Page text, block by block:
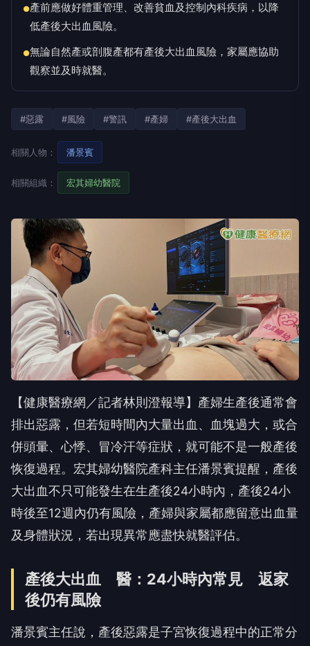
●產前應做好體重管理、改善貧血及控制內科疾病，以降
低產後大出血風險。
●無論自然產或剖腹產都有產後大出血風險，家屬應協助
觀察並及時就醫。
#惡露 #風險 #警訊 #產婦 #產後大出血
相關人物： 潘景賓
相關組織： 宏其婦幼醫院
【健康醫療網／記者林則澄報導】產婦生產後通常會
排出惡露，但若短時間內大量出血、血塊過大，或合
併頭暈、心悸、冒冷汗等症狀，就可能不是一般產後
恢復過程。宏其婦幼醫院產科主任潘景賓提醒，產後
大出血不只可能發生在生產後24小時內，產後24小
時後至12週內仍有風險，產婦與家屬都應留意出血量
及身體狀況，若出現異常應盡快就醫評估。
產後大出血 醫：24小時內常見 返家
後仍有風險
潘景賓主任說，產後惡露是子宮恢復過程中的正常分